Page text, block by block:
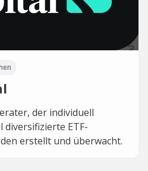
der individuell
ETF-
erstellt und überwacht.